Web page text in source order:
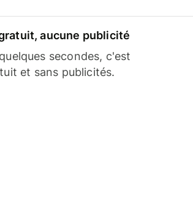
aucune publicité
secondes, c'est
et sans publicités.